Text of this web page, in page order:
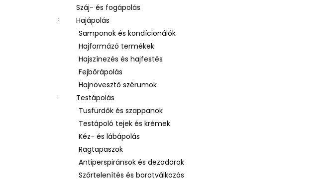
Száj- és fogápolás
Hajápolás
Samponok és kondícionálók
Hajformázó termékek
Hajszínezés és hajfestés
Fejbőrápolás
Hajnövesztő szérumok
Testápolás
Tusfürdők és szappanok
Testápoló tejek és krémek
Kéz- és lábápolás
Ragtapaszok
Antiperspiránsok és dezodorok
Szőrtelenítés és borotválkozás